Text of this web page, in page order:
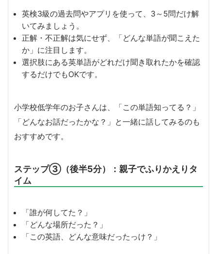
英検3級の過去問やアプリを使って、3～5問だけ解
いてみましょう。
正解・不正解は気にせず、「どんな単語が聞こえた
か」に注目します。
選択肢にある英単語がどれだけ聞き取れたかを確認
するだけでもOKです。
小学校低学年のお子さんは、「この単語知ってる？」
「どんなお話だったかな？」と一緒に話してみるのも
おすすめです。
ステップ③（後半5分）：親子でふりかえりタ
イム
「誰が何してた？」
「どんな場所だった？」
「この英語、どんな意味だったっけ？」